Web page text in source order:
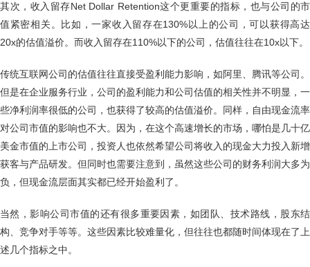
其次，收入留存Net Dollar Retention这个更重要的指标，也与公司的市
值紧密相关。比如，一家收入留存在130%以上的公司，可以获得高达
20x的估值溢价。而收入留存在110%以下的公司，估值往往在10x以下。
传统互联网公司的估值往往直接受盈利能力影响，如阿里、腾讯等公司。
但是在企业服务行业，公司的盈利能力和公司估值的相关性并不明显，一
些净利润率很低的公司，也获得了较高的估值溢价。同样，自由现金流率
对公司市值的影响也不大。因为，在这个高速增长的市场，哪怕是几十亿
美金市值的上市公司，投资人也依然希望公司将收入的现金大力投入新增
获客与产品研发。但同时也需要注意到，虽然这些公司的财务利润大多为
负，但现金流层面其实都已经开始盈利了。
当然，影响公司市值的还有很多重要因素，如团队、技术路线，股东结
构、竞争对手等等。这些因素比较难量化，但往往也都随时间体现在了上
述几个指标之中。